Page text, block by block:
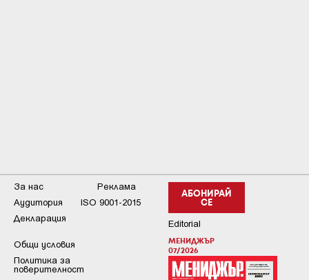
АБОНИРАЙ
СЕ
Editorial
МЕНИДЖЪР
07/2026
За нас
Реклама
Аудитория
ISO 9001-2015
Декларация
Общи условия
Пoлитикa зa
пoвepитeлнocт